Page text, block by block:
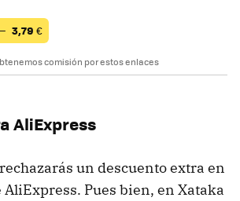
3,79 €
comisión por estos enlaces
AliExpress
un descuento extra en
Pues bien, en Xataka